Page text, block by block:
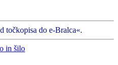
točkopisa do e-Bralca«.